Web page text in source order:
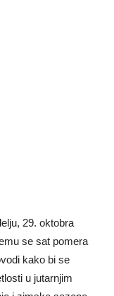
29. oktobra
se sat pomera
kako bi se
u jutarnjim